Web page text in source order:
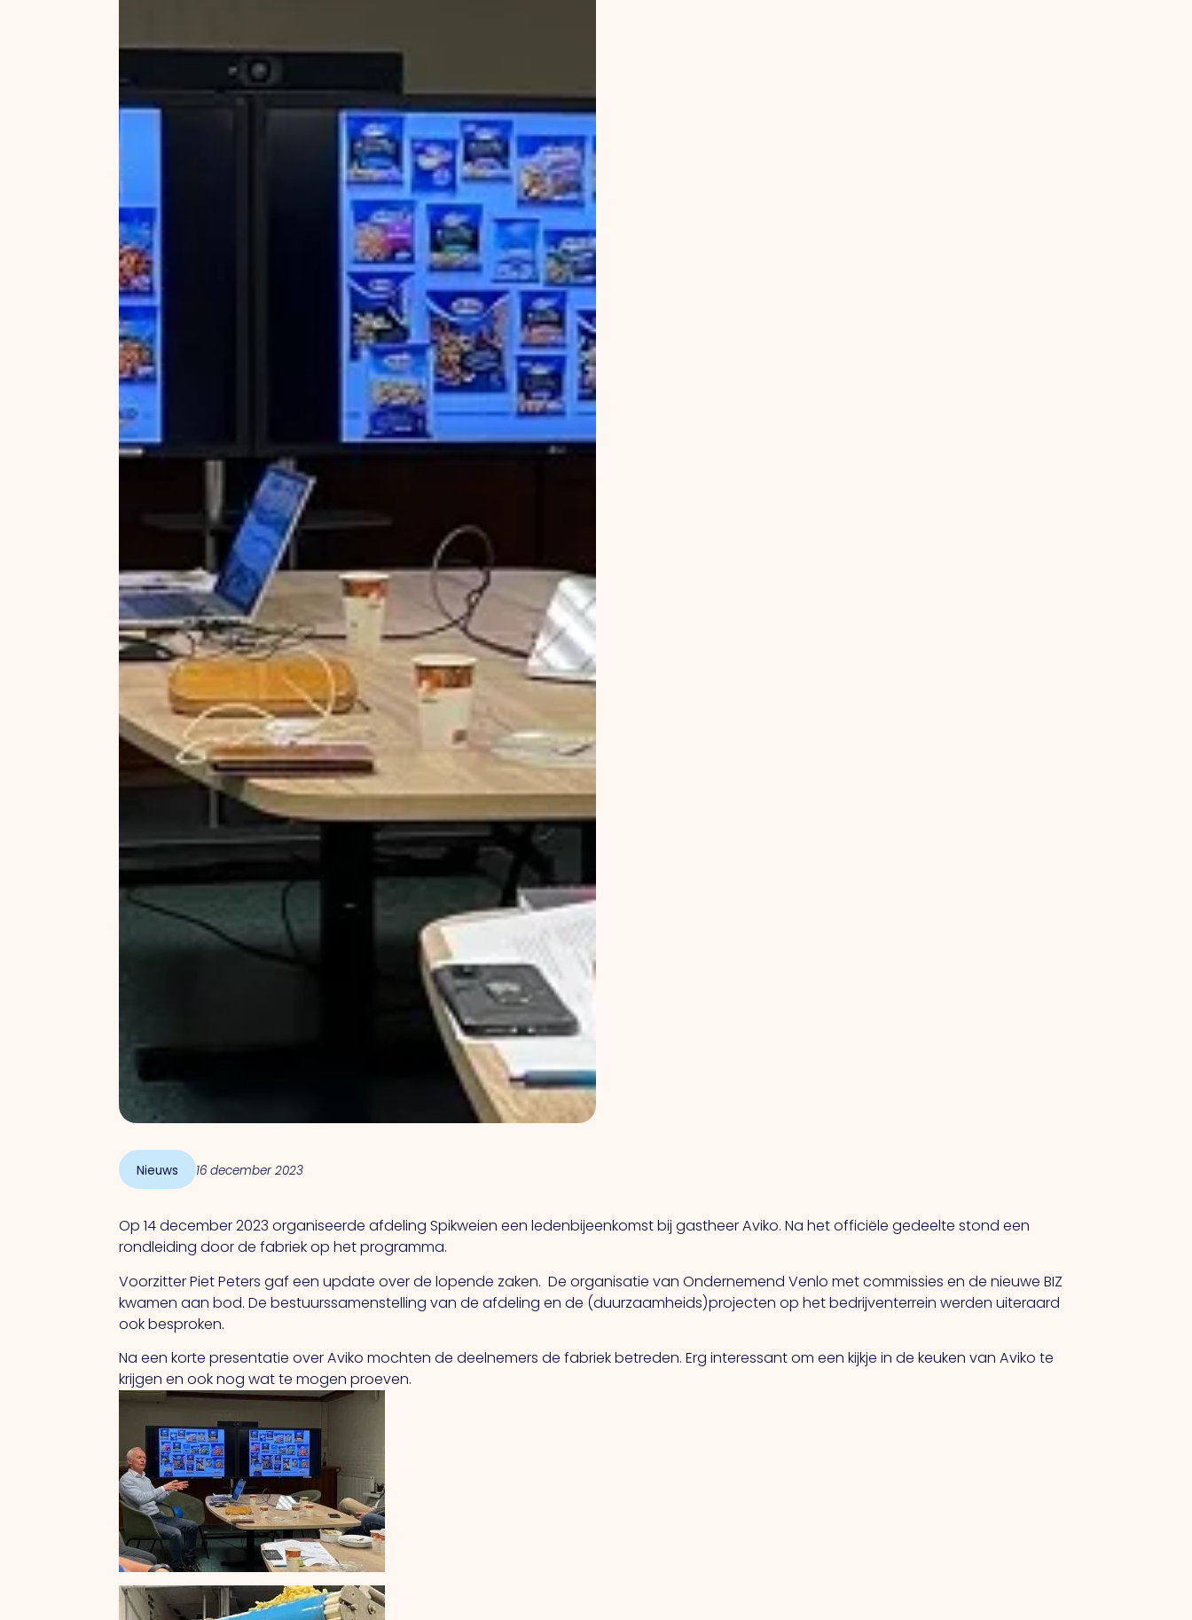
Nieuws 16 december 2023
Op 14 december 2023 organiseerde afdeling Spikweien een ledenbijeenkomst bij gastheer Aviko. Na het officiële gedeelte stond een
rondleiding door de fabriek op het programma.
Voorzitter Piet Peters gaf een update over de lopende zaken. De organisatie van Ondernemend Venlo met commissies en de nieuwe BIZ
kwamen aan bod. De bestuurssamenstelling van de afdeling en de (duurzaamheids)projecten op het bedrijventerrein werden uiteraard
ook besproken.
Na een korte presentatie over Aviko mochten de deelnemers de fabriek betreden. Erg interessant om een kijkje in de keuken van Aviko te
krijgen en ook nog wat te mogen proeven.